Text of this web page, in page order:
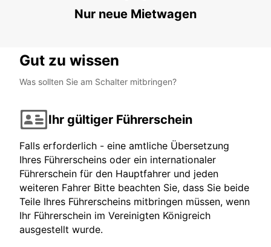
Nur neue Mietwagen
Gut zu wissen
Was sollten Sie am Schalter mitbringen?
Ihr gültiger Führerschein
Falls erforderlich - eine amtliche Übersetzung
Ihres Führerscheins oder ein internationaler
Führerschein für den Hauptfahrer und jeden
weiteren Fahrer Bitte beachten Sie, dass Sie beide
Teile Ihres Führerscheins mitbringen müssen, wenn
Ihr Führerschein im Vereinigten Königreich
ausgestellt wurde.